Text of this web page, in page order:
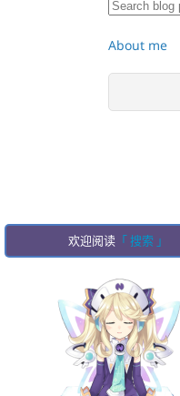
About me
欢迎阅读 「 搜索 」